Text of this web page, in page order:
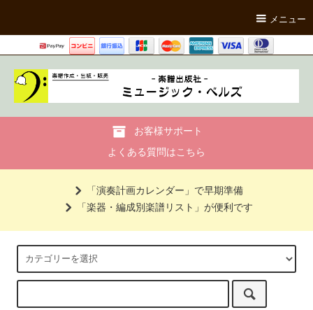
メニュー
お客様サポート
よくある質問はこちら
「演奏計画カレンダー」で早期準備
「楽器・編成別楽譜リスト」が便利です